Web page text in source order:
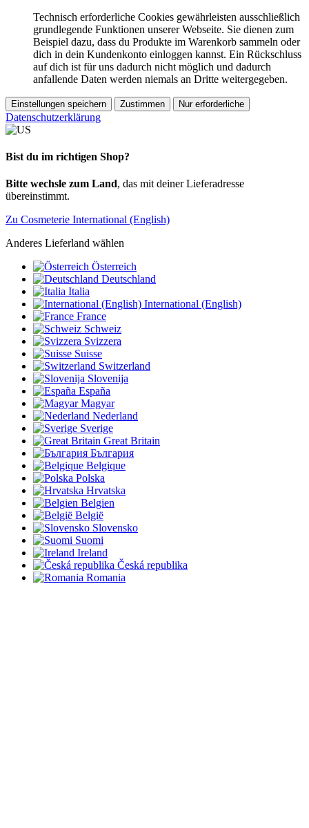
Technisch erforderliche Cookies gewährleisten ausschließlich
grundlegende Funktionen unserer Webseite. Sie dienen zum
Beispiel dazu, dass du Produkte im Warenkorb sammeln oder
dich in dein Kundenkonto einloggen kannst. Ein Rückschluss
auf dich ist für uns dadurch nicht möglich und dadurch
anfallende Daten werden niemals an Dritte weitergegeben.
Einstellungen speichern Zustimmen Nur erforderliche
Datenschutzerklärung
Bist du im richtigen Shop?
Bitte wechsle zum Land, das mit deiner Lieferadresse
übereinstimmt.
Zu Cosmeterie International (English)
Anderes Lieferland wählen
Österreich
Deutschland
Italia
International (English)
France
Schweiz
Svizzera
Suisse
Switzerland
Slovenija
España
Magyar
Nederland
Sverige
Great Britain
България
Belgique
Polska
Hrvatska
Belgien
België
Slovensko
Suomi
Ireland
Česká republika
Romania